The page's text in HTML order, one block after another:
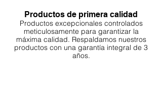
Productos de primera calidad
Productos excepcionales controlados
meticulosamente para garantizar la
máxima calidad. Respaldamos nuestros
productos con una garantía integral de 3
años.